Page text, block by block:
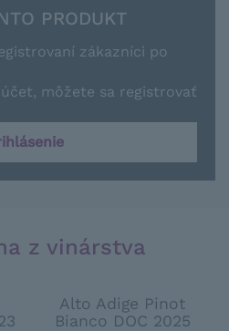
PRODUKT
zákazníci po
môžete sa registrovať
z vinárstva
Alto Adige Pinot
Bianco DOC 2025